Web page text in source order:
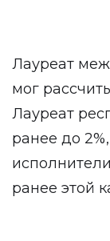
Лауреат
мог
Лауреат
ранее до
ранее этой